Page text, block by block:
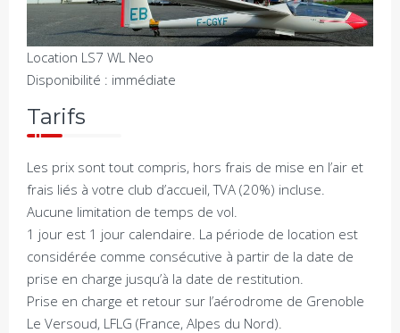
Location LS7 WL Neo
Disponibilité : immédiate
Tarifs
Les prix sont tout compris, hors frais de mise en l’air et
frais liés à votre club d’accueil, TVA (20%) incluse.
Aucune limitation de temps de vol.
1 jour est 1 jour calendaire. La période de location est
considérée comme consécutive à partir de la date de
prise en charge jusqu’à la date de restitution.
Prise en charge et retour sur l’aérodrome de Grenoble
Le Versoud, LFLG (France, Alpes du Nord).